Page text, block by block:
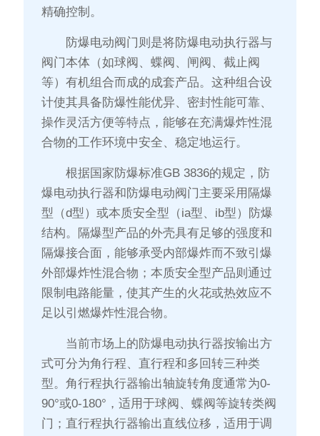
精确控制。
防爆电动阀门则是将防爆电动执行器与
阀门本体（如球阀、蝶阀、闸阀、截止阀
等）有机组合而成的成套产品。这种组合设
计使其具备防爆性能优异、密封性能可靠、
操作灵活方便等特点，能够在充满爆炸性混
合物的工作环境中安全、稳定地运行。
根据国家防爆标准GB 3836的规定，防
爆电动执行器和防爆电动阀门主要采用隔爆
型（d型）或本质安全型（ia型、ib型）防爆
结构。隔爆型产品的外壳具有足够的强度和
隔爆接合面，能够承受内部爆炸而不致引爆
外部爆炸性混合物；本质安全型产品则通过
限制电路能量，使其产生的火花或热效应不
足以引燃爆炸性混合物。
当前市场上的防爆电动执行器按输出方
式可分为角行程、直行程和多回转三种类
型。角行程执行器输出轴旋转角度通常为0-
90°或0-180°，适用于球阀、蝶阀等旋转类阀
门；直行程执行器输出直线位移，适用于调